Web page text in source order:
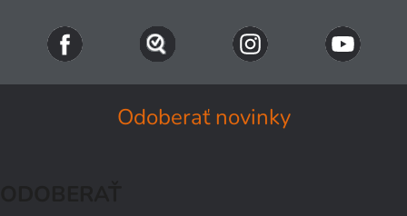
Odoberať novinky